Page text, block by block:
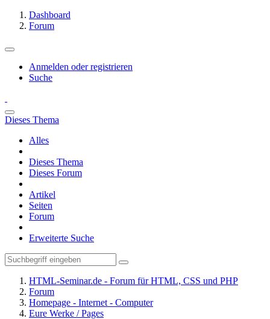
Dashboard
Forum
Anmelden oder registrieren
Suche
Dieses Thema
Alles
Dieses Thema
Dieses Forum
Artikel
Seiten
Forum
Erweiterte Suche
HTML-Seminar.de - Forum für HTML, CSS und PHP
Forum
Homepage - Internet - Computer
Eure Werke / Pages